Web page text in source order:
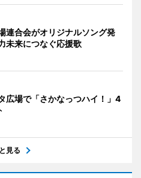
連合会がオリジナルソング発
来につなぐ応援歌
広場で「さかなっつハイ！」4
見る